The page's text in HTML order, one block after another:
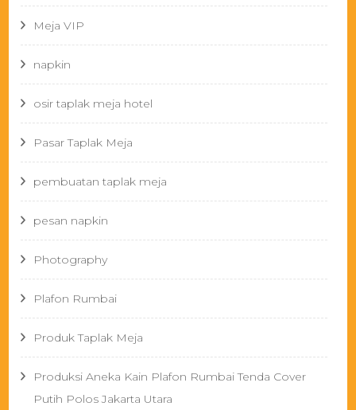
Meja VIP
napkin
osir taplak meja hotel
Pasar Taplak Meja
pembuatan taplak meja
pesan napkin
Photography
Plafon Rumbai
Produk Taplak Meja
Produksi Aneka Kain Plafon Rumbai Tenda Cover
Putih Polos Jakarta Utara